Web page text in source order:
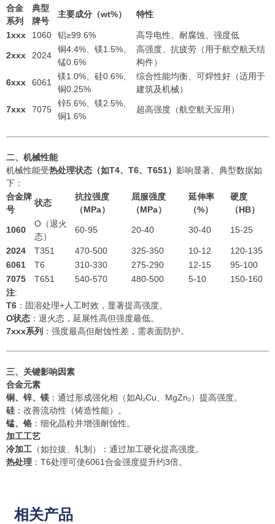
合金
系列
典型
牌号
主要成分（wt%） 特性
1xxx 1060 铝≥99.6% 高导电性、耐腐蚀、强度低
2xxx 2024
铜4.4%、镁1.5%、
锰0.6%
高强度、抗疲劳（用于航空航天结
构件）
6xxx 6061
镁1.0%、硅0.6%、
铜0.25%
综合性能均衡、可焊性好（适用于
建筑及机械）
7xxx 7075
锌5.6%、镁2.5%、
铜1.6%
超高强度（航空航天应用）
二、机械性能
机械性能受热处理状态（如T4、T6、T651） 影响显著。典型数据如
下：
合金牌
号
状态
抗拉强度
（MPa）
屈服强度
（MPa）
延伸率
（%）
硬度
（HB）
1060
O（退火
态）
60-95 20-40 30-40 15-25
2024 T351 470-500 325-350 10-12
120-135
6061
T6 310-330 275-290 12-15
95-100
7075
T651 540-570 480-500 5-10
150-160
注:
T6 ：固溶处理+人工时效，显著提高强度。
O状态 ：退火态，延展性高但强度最低。
7xxx系列 ：强度最高但耐蚀性差，需表面防护。
三、关键影响因素
合金元素
铜、锌、镁 ：通过形成强化相（如Al₂Cu、MgZn₂）提高强度。
硅 ：改善流动性（铸造性能）。
锰、铬 ：细化晶粒并增强耐蚀性。
加工工艺
冷加工 （如拉拔、轧制）：通过加工硬化提高强度。
热处理 ：T6处理可使6061合金强度提升约3倍。
相关产品